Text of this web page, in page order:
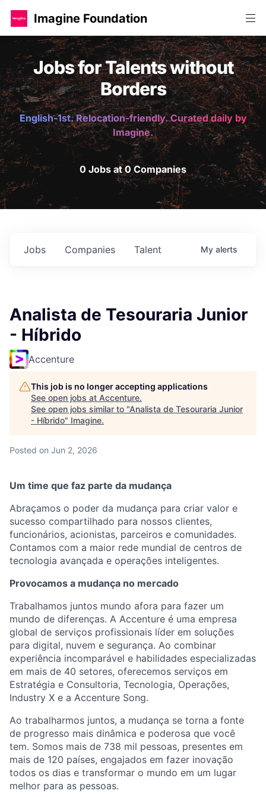
Imagine Foundation
Jobs for Talents without
Borders
English-1st. Relocation-friendly. Curated daily by
Imagine.
0 Jobs at 0 Companies
Jobs Companies Talent My alerts
Analista de Tesouraria Junior
- Híbrido
Accenture
This job is no longer accepting applications
See open jobs at Accenture.
See open jobs similar to "Analista de Tesouraria Junior
- Híbrido" Imagine.
Posted on Jun 2, 2026
Um time que faz parte da mudança
Abraçamos o poder da mudança para criar valor e
sucesso compartilhado para nossos clientes,
funcionários, acionistas, parceiros e comunidades.
Contamos com a maior rede mundial de centros de
tecnologia avançada e operações inteligentes.
Provocamos a mudança no mercado
Trabalhamos juntos mundo afora para fazer um
mundo de diferenças. A Accenture é uma empresa
global de serviços profissionais líder em soluções
para digital, nuvem e segurança. Ao combinar
experiência incomparável e habilidades especializadas
em mais de 40 setores, oferecemos serviços em
Estratégia e Consultoria, Tecnologia, Operações,
Industry X e a Accenture Song.
Ao trabalharmos juntos, a mudança se torna a fonte
de progresso mais dinâmica e poderosa que você
tem. Somos mais de 738 mil pessoas, presentes em
mais de 120 países, engajados em fazer inovação
todos os dias e transformar o mundo em um lugar
melhor para as pessoas.